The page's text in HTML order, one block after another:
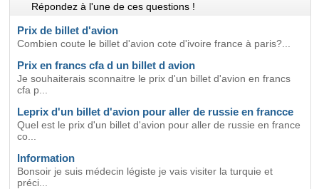
Répondez à l'une de ces questions !
Prix de billet d'avion
Combien coute le billet d'avion cote d'ivoire france à paris?...
Prix en francs cfa d un billet d avion
Je souhaiterais sconnaitre le prix d'un billet d'avion en francs
cfa p...
Leprix d'un billet d'avion pour aller de russie en francce
Quel est le prix d'un billet d'avion pour aller de russie en france
co...
Information
Bonsoir je suis médecin légiste je vais visiter la turquie et
préci...